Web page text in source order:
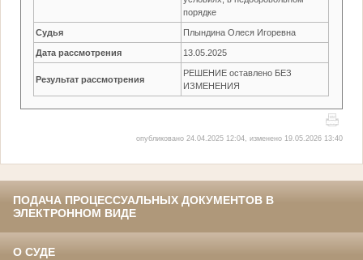
порядке
Судья Плындина Олеся Игоревна
Дата рассмотрения 13.05.2025
Результат рассмотрения
РЕШЕНИЕ оставлено БЕЗ
ИЗМЕНЕНИЯ
опубликовано 24.04.2025 12:04, изменено 19.05.2026 13:40
ПОДАЧА ПРОЦЕССУАЛЬНЫХ ДОКУМЕНТОВ В
ЭЛЕКТРОННОМ ВИДЕ
О СУДЕ